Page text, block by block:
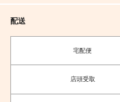
配送
宅配便
店頭受取